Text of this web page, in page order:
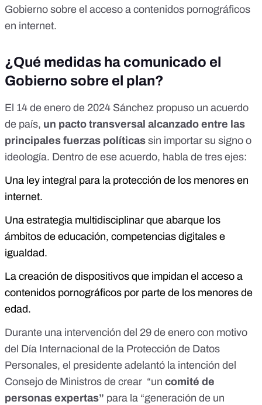
Gobierno sobre el acceso a contenidos pornográficos
en internet.
¿Qué medidas ha comunicado el
Gobierno sobre el plan?
El 14 de enero de 2024 Sánchez propuso un acuerdo
de país, un pacto transversal alcanzado entre las
principales fuerzas políticas sin importar su signo o
ideología. Dentro de ese acuerdo, habla de tres ejes:
Una ley integral para la protección de los menores en
internet.
Una estrategia multidisciplinar que abarque los
ámbitos de educación, competencias digitales e
igualdad.
La creación de dispositivos que impidan el acceso a
contenidos pornográficos por parte de los menores de
edad.
Durante una intervención del 29 de enero con motivo
del Día Internacional de la Protección de Datos
Personales, el presidente adelantó la intención del
Consejo de Ministros de crear “un comité de
personas expertas” para la “generación de un